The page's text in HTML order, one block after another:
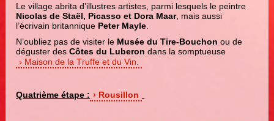
Le village abrita d’illustres artistes, parmi lesquels le peintre
Nicolas de Staël, Picasso et Dora Maar, mais aussi
l’écrivain britannique Peter Mayle
N’oubliez pas de visiter le Musée du Tire-Bouchon ou de
déguster desCôtes du Luberondans la somptueuse
Maison de la Truffe et du Vin.
Quatrième étape : Rousillon